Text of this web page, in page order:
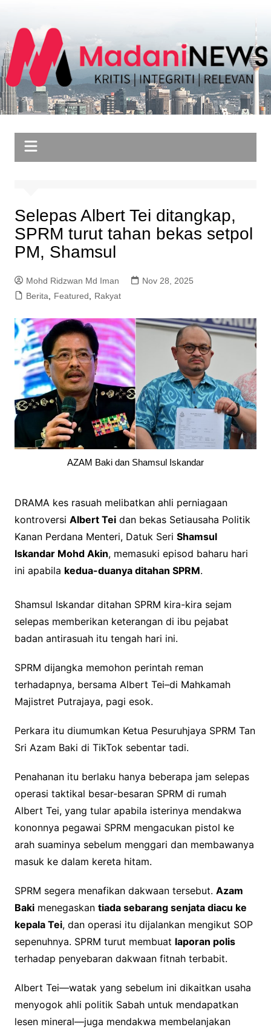
content
Selepas Albert Tei ditangkap,
SPRM turut tahan bekas setpol
PM, Shamsul
Mohd Ridzwan Md Iman
Nov 28, 2025
Berita, Featured, Rakyat
AZAM Baki dan Shamsul Iskandar
DRAMA kes rasuah melibatkan ahli perniagaan
kontroversi Albert Teidan bekas Setiausaha Politik
Kanan Perdana Menteri, Datuk Seri Shamsul
Iskandar Mohd Akin, memasuki episod baharu hari
ini apabila kedua-duanya ditahan SPRM.
Shamsul Iskandar ditahan SPRM kira-kira sejam
selepas memberikan keterangan di ibu pejabat
badan antirasuah itu tengah hari ini.
SPRM dijangka memohon perintah reman
terhadapnya, bersama Albert Tei–di Mahkamah
Majistret Putrajaya, pagi esok.
Perkara itu diumumkan Ketua Pesuruhjaya SPRM Tan
Sri Azam Baki di TikTok sebentar tadi.
Penahanan itu berlaku hanya beberapa jam selepas
operasi taktikal besar-besaran SPRM di rumah
Albert Tei, yang tular apabila isterinya mendakwa
kononnya pegawai SPRM mengacukan pistol ke
arah suaminya sebelum menggari dan membawanya
masuk ke dalam kereta hitam.
SPRM segera menafikan dakwaan tersebut. Azam
Bakimenegaskan tiada sebarang senjata diacu ke
kepala Tei, dan operasi itu dijalankan mengikut SOP
sepenuhnya. SPRM turut membuat laporan polis
terhadap penyebaran dakwaan fitnah terbabit.
Albert Tei—watak yang sebelum ini dikaitkan usaha
menyogok ahli politik Sabah untuk mendapatkan
lesen mineral—juga mendakwa membelanjakan